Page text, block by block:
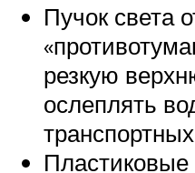
Пучок света
резкую
ослеплять
Пластиковые